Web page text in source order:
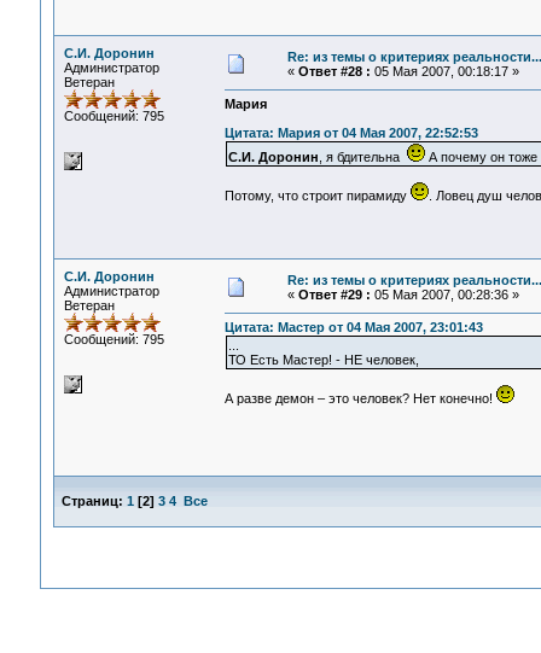
С.И. Доронин
Администратор
Ветеран
Сообщений: 795
Re: из темы о критериях реальности...
« Ответ #28 : 05 Мая 2007, 00:18:17 »
Мария
Цитата: Мария от 04 Мая 2007, 22:52:53
С.И. Доронин , я бдительна А почему он тоже
Потому, что строит пирамиду . Ловец душ
С.И. Доронин
Администратор
Ветеран
Сообщений: 795
Re: из темы о критериях реальности...
« Ответ #29 : 05 Мая 2007, 00:28:36 »
Цитата: Мастер от 04 Мая 2007, 23:01:43
ТО Есть Мастер! - НЕ человек,
А разве демон – это человек? Нет конечно!
Страниц: 1 [2] 3 4 Все